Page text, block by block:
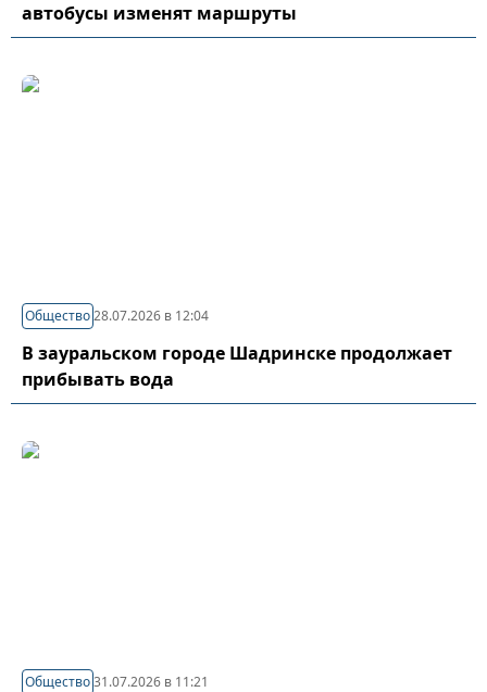
автобусы изменят маршруты
Общество28.07.2026 в 12:04
В зауральском городе Шадринске продолжает
прибывать вода
Общество31.07.2026 в 11:21